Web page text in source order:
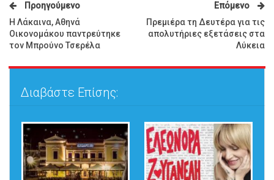
Προηγούμενο
Η Λάκαινα, Αθηνά
Οικονομάκου παντρεύτηκε
τον Μπρούνο Τσερέλα
Επόμενο
Πρεμιέρα τη Δευτέρα για τις
απολυτήριες εξετάσεις στα
Λύκεια
Διαβάστε Επίσης: